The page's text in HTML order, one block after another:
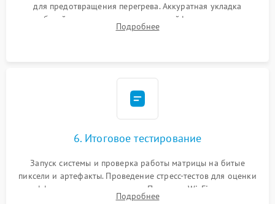
для предотвращения перегрева. Аккуратная укладка
кабелей, подключение хрупких шлейфов матрицы и
надежная фиксация всех элементов внутри корпуса
Подробнее
6. Итоговое тестирование
Запуск системы и проверка работы матрицы на битые
пиксели и артефакты. Проведение стресс-тестов для оценки
эффективности охлаждения. Проверка Wi-Fi, камеры,
микрофона и всех портов перед выдачей устройства.
Подробнее